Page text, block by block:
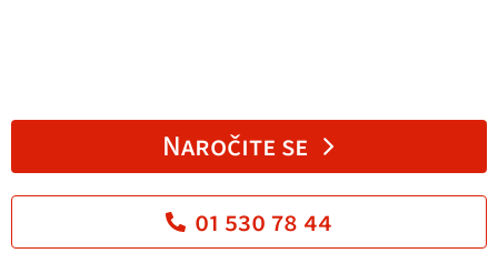
Naročite se
01 530 78 44